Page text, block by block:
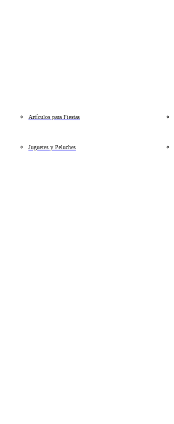
Artículos para Fiestas
Juguetes y Peluches